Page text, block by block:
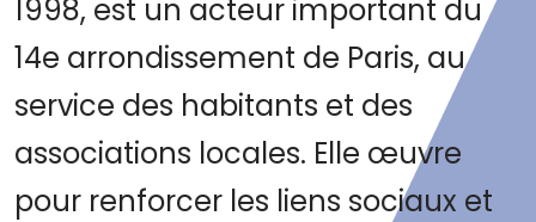
1998, est un acteur important du
14e arrondissement de Paris, au
service des habitants et des
associations locales. Elle œuvre
pour renforcer les liens sociaux et